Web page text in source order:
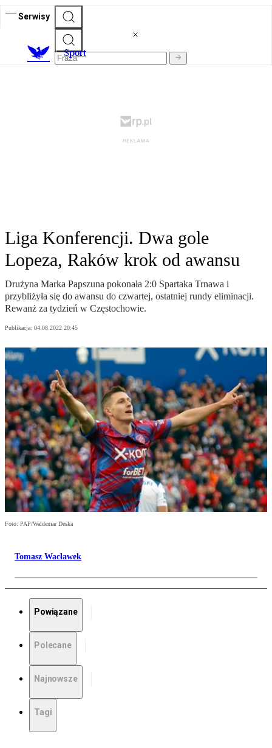
Serwisy
Sport
Liga Konferencji. Dwa gole
Lopeza, Raków krok od awansu
Drużyna Marka Papszuna pokonała 2:0 Spartaka Trnawa i
przybliżyła się do awansu do czwartej, ostatniej rundy eliminacji.
Rewanż za tydzień w Częstochowie.
Publikacja: 04.08.2022 20:45
Foto: PAP/Waldemar Deska
Tomasz Wacławek
Powiązane
Polecane
Najnowsze
Tagi